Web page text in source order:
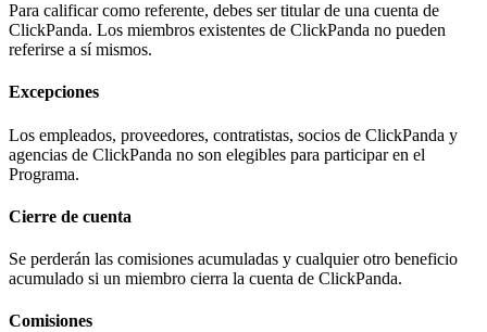
Para calificar como referente, debes ser titular de una cuenta de
ClickPanda. Los miembros existentes de ClickPanda no pueden
referirse a sí mismos.
Excepciones
Los empleados, proveedores, contratistas, socios de ClickPanda y
agencias de ClickPanda no son elegibles para participar en el
Programa.
Cierre de cuenta
Se perderán las comisiones acumuladas y cualquier otro beneficio
acumulado si un miembro cierra la cuenta de ClickPanda.
Comisiones